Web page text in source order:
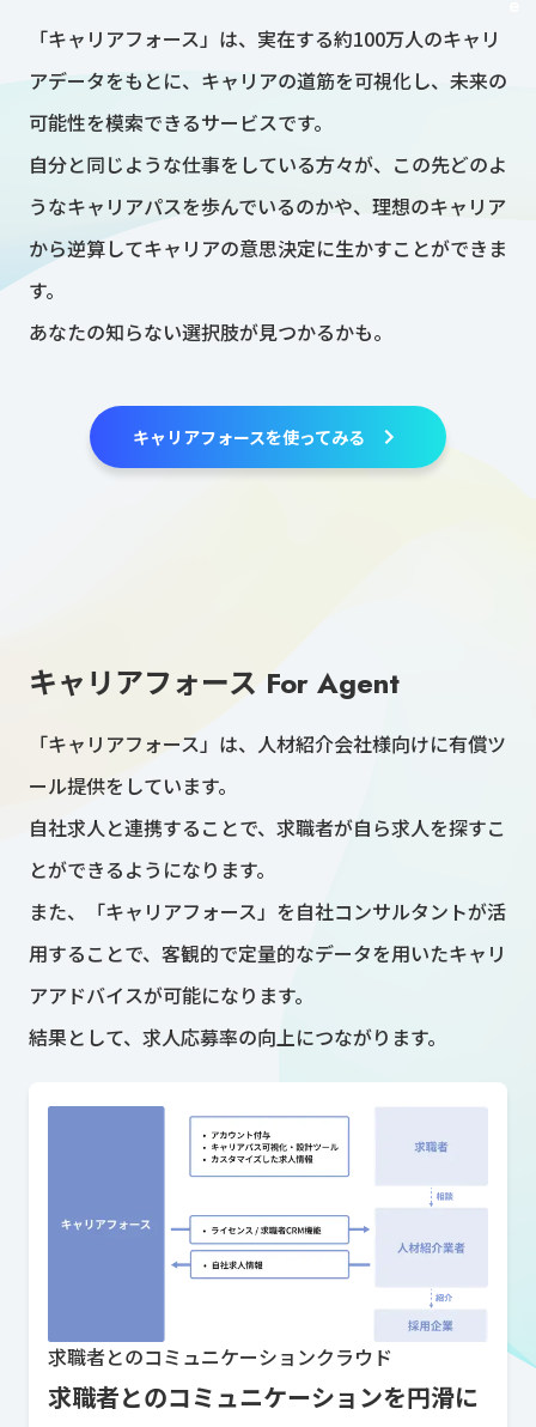
「キャリアフォース」は、実在する約100万人のキャリ
アデータをもとに、キャリアの道筋を可視化し、未来の
可能性を模索できるサービスです。
自分と同じような仕事をしている方々が、この先どのよ
うなキャリアパスを歩んでいるのかや、理想のキャリア
から逆算してキャリアの意思決定に生かすことができま
す。
あなたの知らない選択肢が見つかるかも。
キャリアフォースを使ってみる
キャリアフォース For Agent
「キャリアフォース」は、人材紹介会社様向けに有償ツ
ール提供をしています。
自社求人と連携することで、求職者が自ら求人を探すこ
とができるようになります。
また、「キャリアフォース」を自社コンサルタントが活
用することで、客観的で定量的なデータを用いたキャリ
アアドバイスが可能になります。
結果として、求人応募率の向上につながります。
求職者とのコミュニケーションクラウド
求職者とのコミュニケーションを円滑に